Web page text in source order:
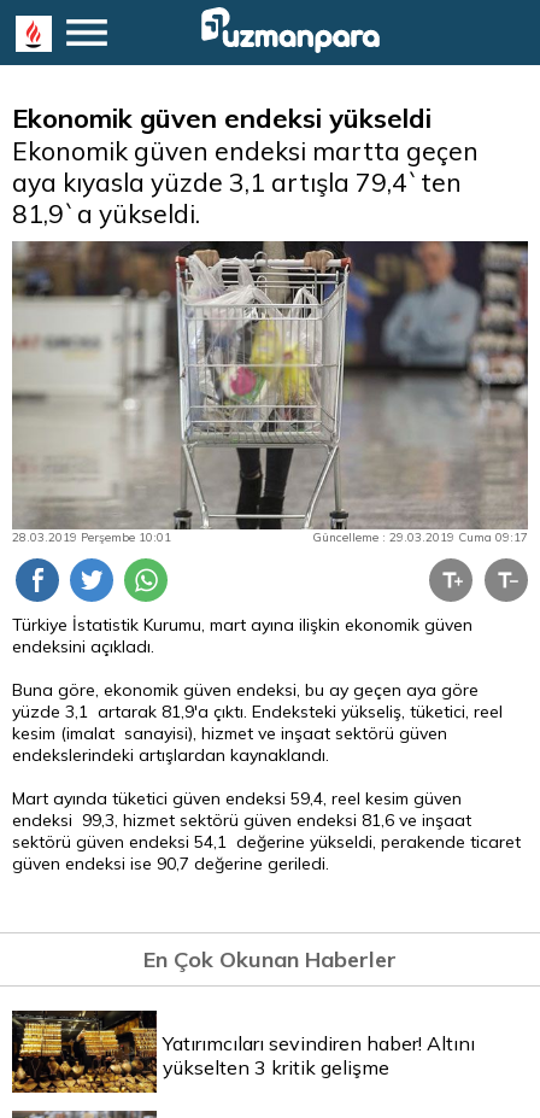
Ekonomik güven endeksi yükseldi
Ekonomik güven endeksi martta geçen
aya kıyasla yüzde 3,1 artışla 79,4`ten
81,9`a yükseldi.
28.03.2019 Perşembe 10:01 Güncelleme : 29.03.2019 Cuma 09:17
Türkiye İstatistik Kurumu, mart ayına ilişkin ekonomik güven
endeksini açıkladı.
Buna göre, ekonomik güven endeksi, bu ay geçen aya göre
yüzde 3,1 artarak 81,9'a çıktı. Endeksteki yükseliş, tüketici, reel
kesim (imalat sanayisi), hizmet ve inşaat sektörü güven
endekslerindeki artışlardan kaynaklandı.
Mart ayında tüketici güven endeksi 59,4, reel kesim güven
endeksi 99,3, hizmet sektörü güven endeksi 81,6 ve inşaat
sektörü güven endeksi 54,1 değerine yükseldi, perakende ticaret
güven endeksi ise 90,7 değerine geriledi.
En Çok Okunan Haberler
Yatırımcıları sevindiren haber! Altını
yükselten 3 kritik gelişme